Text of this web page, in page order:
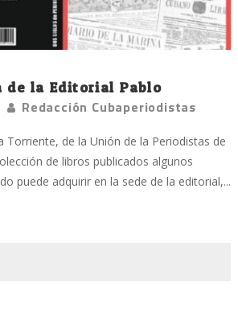
de la Editorial Pablo
Redacción Cubaperiodistas
Torriente, de la Unión de la Periodistas de
de libros publicados algunos
puede adquirir en la sede de la editorial,...